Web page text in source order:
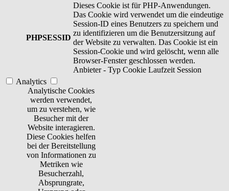
PHPSESSID
Dieses Cookie ist für PHP-Anwendungen.
Das Cookie wird verwendet um die eindeutige
Session-ID eines Benutzers zu speichern und
zu identifizieren um die Benutzersitzung auf
der Website zu verwalten. Das Cookie ist ein
Session-Cookie und wird gelöscht, wenn alle
Browser-Fenster geschlossen werden.
Anbieter - Typ Cookie Laufzeit Session
Analytics
Analytische Cookies
werden verwendet,
um zu verstehen, wie
Besucher mit der
Website interagieren.
Diese Cookies helfen
bei der Bereitstellung
von Informationen zu
Metriken wie
Besucherzahl,
Absprungrate,